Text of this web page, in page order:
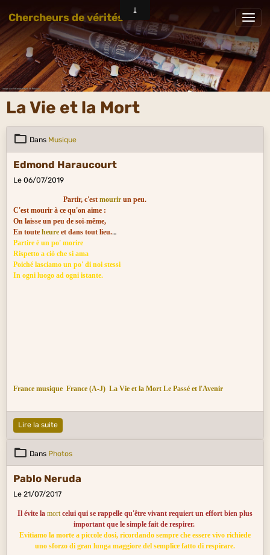
Chercheurs de vérités
La Vie et la Mort
Dans Musique
Edmond Haraucourt
Le 06/07/2019
Partir, c'est mourirun peu.
C'est mourir à ce qu'on aime :
On laisse un peu de soi-même,
En toute heureet dans tout lieu.
Partire è un po' morire
Rispetto a ciò che si ama
Poiché lasciamo un po' di noi stessi
In ogni luogo ad ogni istante.
France musique France (A-J) La Vie et la Mort Le Passé et l'Avenir
Lire la suite
Dans Photos
Pablo Neruda
Le 21/07/2017
Il évite la mortcelui qui se rappelle qu'être vivant requiert un effort bien plus
important que le simple fait de respirer.
Evitiamo la morte a piccole dosi, ricordando sempre che essere vivo richiede
uno sforzo di gran lunga maggiore del semplice fatto di respirare.